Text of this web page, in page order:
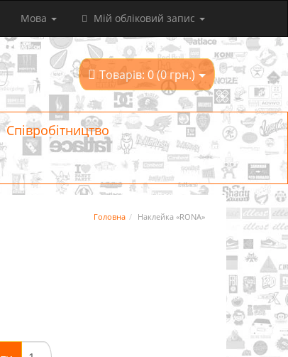
Мова Мій обліковий запис
Товарів: 0 (0 грн.)
Співробітництво
Головна Наклейка «RONA»